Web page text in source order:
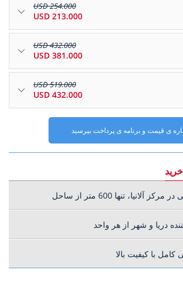
254.000 USD
213.000 USD
432.000 USD
381.000 USD
519.000 USD
432.000 USD
ی قیمت و برنامه ی پرداخت بپرسید
آلانیا، تنها 600 متر از ساحل
دریا و شهر از هر واحد
کامل با کیفیت بالا